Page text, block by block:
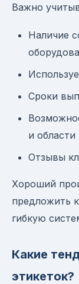
Важно
Наличие
Сроки
и области
Отзывы
Хороший
предложить
гибкую
Какие
этикеток?